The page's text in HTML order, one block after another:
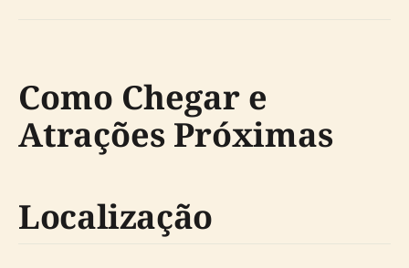
Como Chegar e
Atrações Próximas
Localização